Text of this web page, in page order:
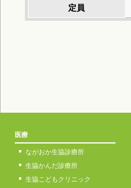
定員
医療
ながおか生協診療所
生協かんだ診療所
生協こどもクリニック